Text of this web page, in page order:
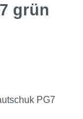
grün